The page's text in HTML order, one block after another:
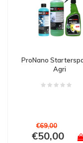
ProNano
Agri
€69,00
€50,00